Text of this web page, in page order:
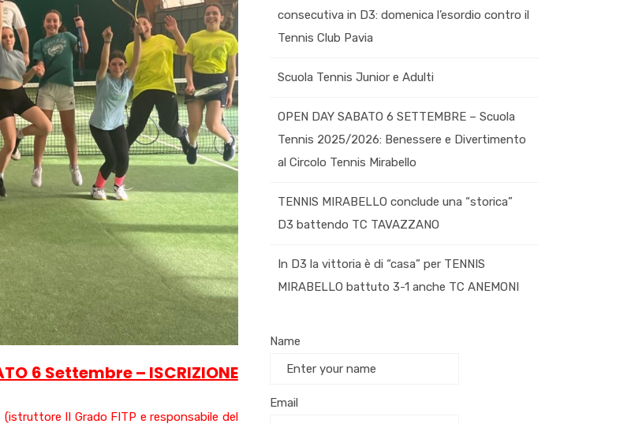
6 Settembre – ISCRIZIONE
(istruttore II Grado FITP e responsabile del
consecutiva in D3: domenica l’esordio contro il
Tennis Club Pavia
Scuola Tennis Junior e Adulti
OPEN DAY SABATO 6 SETTEMBRE – Scuola
Tennis 2025/2026: Benessere e Divertimento
al Circolo Tennis Mirabello
TENNIS MIRABELLO conclude una “storica”
D3 battendo TC TAVAZZANO
In D3 la vittoria è di “casa” per TENNIS
MIRABELLO battuto 3-1 anche TC ANEMONI
Name
Email